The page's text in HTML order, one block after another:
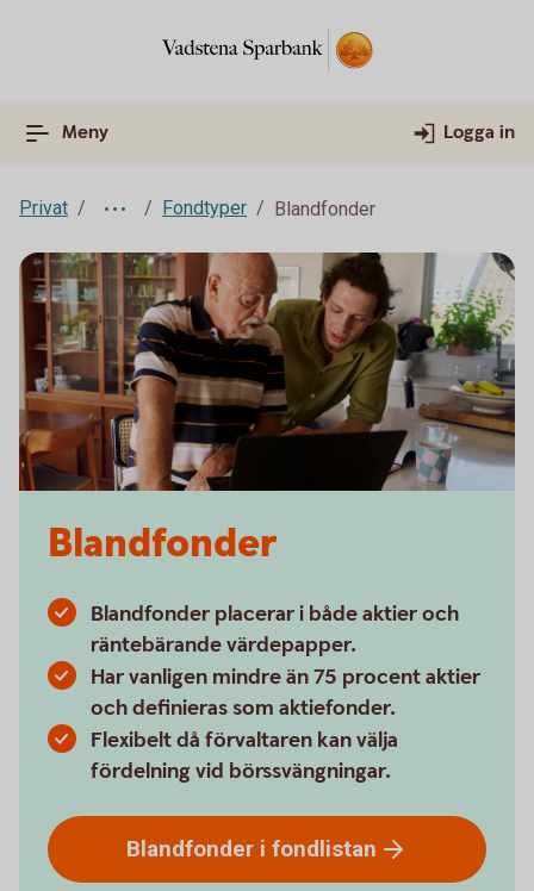
Meny Logga in
Privat Fondtyper Blandfonder
Blandfonder
Blandfonder placerar i både aktier och
räntebärande värdepapper.
Har vanligen mindre än 75 procent aktier
och definieras som aktiefonder.
Flexibelt då förvaltaren kan välja
fördelning vid börssvängningar.
Blandfonder i fondlistan